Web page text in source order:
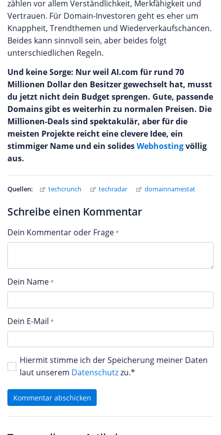
zählen vor allem Verständlichkeit, Merkfähigkeit und
Vertrauen. Für Domain-Investoren geht es eher um
Knappheit, Trendthemen und Wiederverkaufschancen.
Beides kann sinnvoll sein, aber beides folgt
unterschiedlichen Regeln.
Und keine Sorge: Nur weil AI.com für rund 70
Millionen Dollar den Besitzer gewechselt hat, musst
du jetzt nicht dein Budget sprengen. Gute, passende
Domains gibt es weiterhin zu normalen Preisen. Die
Millionen-Deals sind spektakulär, aber für die
meisten Projekte reicht eine clevere Idee, ein
stimmiger Name und ein solidesWebhostingvöllig
aus.
Quellen: techcrunch techradar domainnamestat
Schreibe einen Kommentar
Dein Kommentar oder Frage
Dein Name
Dein E-Mail
Hiermit stimme ich der Speicherung meiner Daten
laut unserem Datenschutzzu.*
Kommentar abschicken